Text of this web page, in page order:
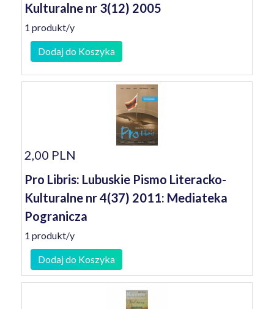
Kulturalne nr 3(12) 2005
1 produkt/y
Dodaj do Koszyka
2,00 PLN
Pro Libris: Lubuskie Pismo Literacko-
Kulturalne nr 4(37) 2011: Mediateka
Pogranicza
1 produkt/y
Dodaj do Koszyka